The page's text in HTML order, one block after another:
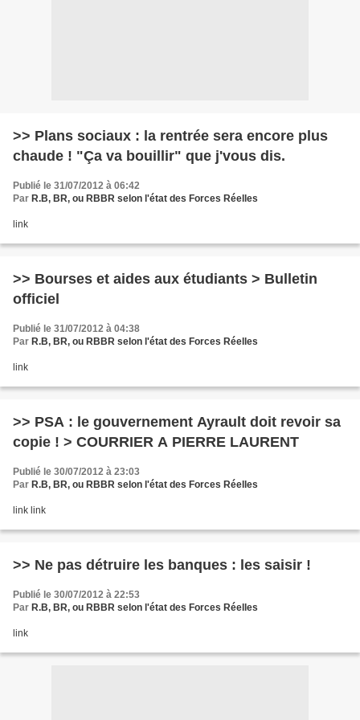
>> Plans sociaux : la rentrée sera encore plus
chaude ! "Ça va bouillir" que j'vous dis.
Publié le 31/07/2012 à 06:42
Par R.B, BR, ou RBBR selon l'état des Forces Réelles
link
>> Bourses et aides aux étudiants > Bulletin
officiel
Publié le 31/07/2012 à 04:38
Par R.B, BR, ou RBBR selon l'état des Forces Réelles
link
>> PSA : le gouvernement Ayrault doit revoir sa
copie ! > COURRIER A PIERRE LAURENT
Publié le 30/07/2012 à 23:03
Par R.B, BR, ou RBBR selon l'état des Forces Réelles
link link
>> Ne pas détruire les banques : les saisir !
Publié le 30/07/2012 à 22:53
Par R.B, BR, ou RBBR selon l'état des Forces Réelles
link